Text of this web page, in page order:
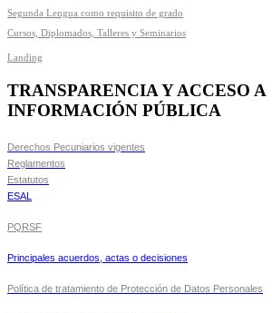
Segunda Lengua como requisito de grado
Cursos, Diplomados, Talleres y Seminarios
Landing
TRANSPARENCIA Y ACCESO A
INFORMACIÓN PÚBLICA
Derechos Pecuniarios vigentes
Reglamentos
Estatutos
ESAL
PQRSF
Principales acuerdos, actas o decisiones
Política de tratamiento de Protección de Datos Personales